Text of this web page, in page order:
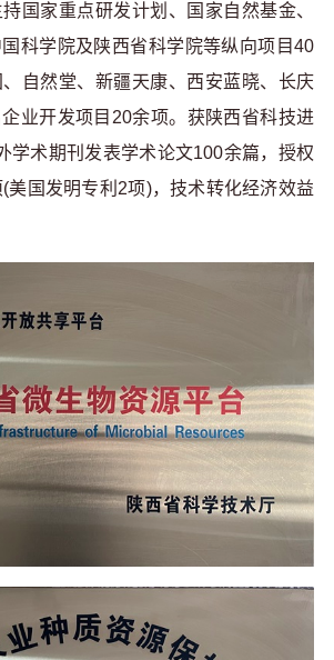
家重点研发计划、国家自然基金、
科学院及陕西省科学院等纵向项目40
自然堂、新疆天康、西安蓝晓、长庆
业开发项目20余项。获陕西省科技进
学术期刊发表学术论文100余篇，授权
美国发明专利2项)，技术转化经济效益